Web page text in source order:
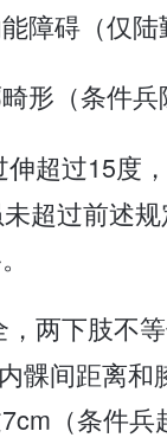
障碍（仅陆
形（条件兵
伸超过15度
超过前述
，两下肢不
髁间距离和
（条件兵